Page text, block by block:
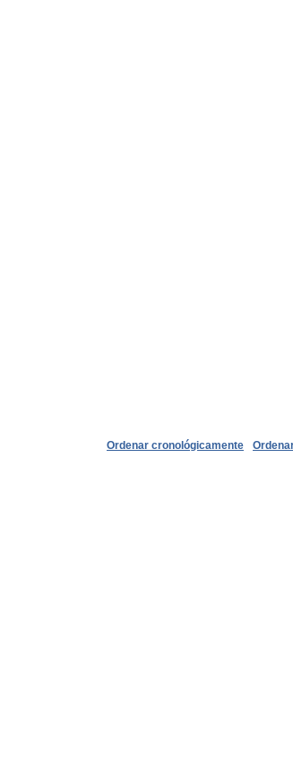
Ordenar cronológicamente